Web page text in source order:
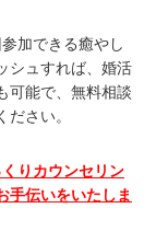
加できる癒やし
シュすれば、婚活
可能で、無料相談
さい。
りカウンセリン
手伝いをいたしま